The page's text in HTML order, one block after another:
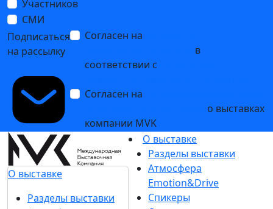
Участников
СМИ
Подписаться
на рассылку
Согласен на
в
соответствии с
Согласен на
о выставках
компании MVK
О выставке
Разделы выставки
О выставке
Разделы выставки
Атмосфера
Emotion&Drive
Спикеры